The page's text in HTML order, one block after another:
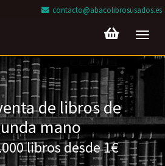
contacto@abacolibrosusados.es
de libros de
mano
libros desde 1€